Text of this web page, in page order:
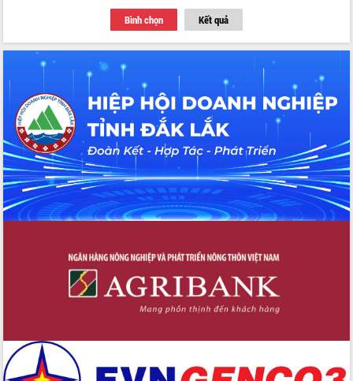
Tập huấn ứng dụng trí tuệ nhân tạo (AI)
trong thương mại điện tử năm 2026
Đoàn đại biểu Quốc hội tỉnh Đắk Lắk
trao đổi thông tin trước Kỳ họp thứ
nhất, Quốc hội khóa XVI
Quyết liệt cải cách hành chính, khơi
thông nguồn lực phát triển
Nâng cao hiệu lực, hiệu quả HĐND
tỉnh thông qua hiện đại hóa hành chính
Xã Ea Phê gắn cải cách hành chính với
chuyển đổi số
Phó Chủ tịch Thường trực UBND tỉnh
Hồ Thị Nguyên Thảo làm việc tại Trung
Xây dựng nền hành chính số đồng
hành cùng nông dân dân, doanh nghiệp
Giai đoạn 2026-2030, Đắk Lắk phấn
mới
Chuyển đổi số 'mở đường' cho nông
nghiệp Đắk Lắk tăng trưởng bứt phá
Bình chọn Kết quả